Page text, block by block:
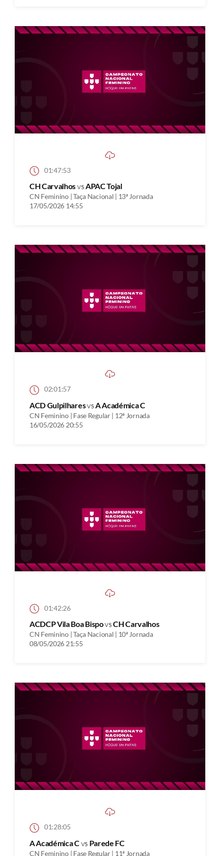
01:47:53
CH CarvalhosvsAPAC Tojal
CN Feminino | Taça Nacional | 13ª Jornada
17/05/2026 14:55
02:01:57
ACD Gulpilharesvs A Académica C
CN Feminino | Fase Regular | 12ª Jornada
16/05/2026 20:55
01:42:26
ACDCP Vila Boa BispovsCH Carvalhos
CN Feminino | Taça Nacional | 10ª Jornada
08/05/2026 21:55
01:28:05
A Académica Cvs Parede FC
CN Feminino | Fase Regular | 11ª Jornada